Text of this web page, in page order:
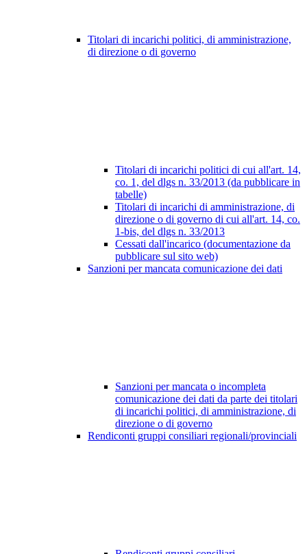
Titolari di incarichi politici, di amministrazione,
di direzione o di governo
Titolari di incarichi politici di cui all'art. 14,
co. 1, del dlgs n. 33/2013 (da pubblicare in
tabelle)
Titolari di incarichi di amministrazione, di
direzione o di governo di cui all'art. 14, co.
1-bis, del dlgs n. 33/2013
Cessati dall'incarico (documentazione da
pubblicare sul sito web)
Sanzioni per mancata comunicazione dei dati
Sanzioni per mancata o incompleta
comunicazione dei dati da parte dei titolari
di incarichi politici, di amministrazione, di
direzione o di governo
Rendiconti gruppi consiliari regionali/provinciali